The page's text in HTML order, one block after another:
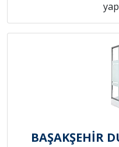
BAŞAKŞEHİR